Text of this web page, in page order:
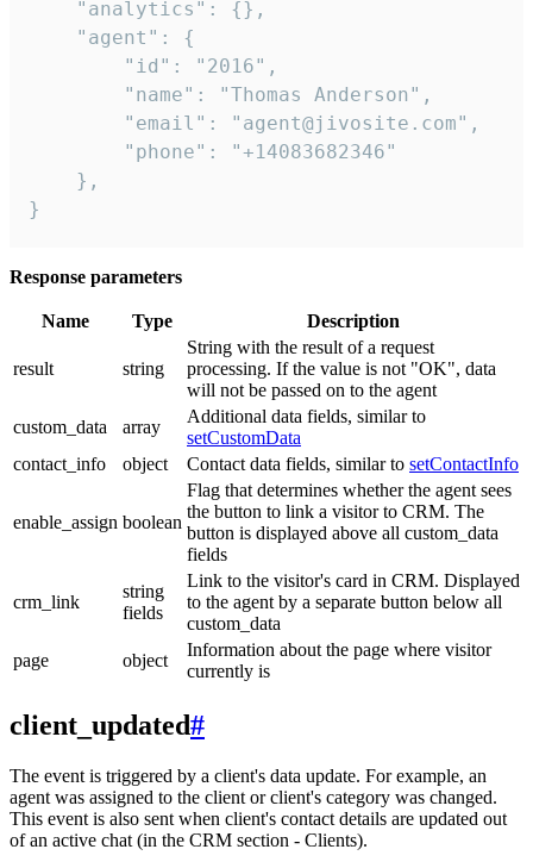
    "analytics": {},
    "agent": {
        "id": "2016",
        "name": "Thomas Anderson",
        "email": "agent@jivosite.com",
        "phone": "+14083682346"
    },
}
Response parameters
Name Type Description
result string
String with the result of a request
processing. If the value is not "OK", data
will not be passed on to the agent
custom_data
array
Additional data fields, similar to
setCustomData
contact_info
object Contact data fields, similar to setContactInfo
enable_assign boolean
Flag that determines whether the agent sees
the button to link a visitor to CRM. The
button is displayed above all custom_data
fields
crm_link
string
fields
Link to the visitor's card in CRM. Displayed
to the agent by a separate button below all
custom_data
page
object
Information about the page where visitor
currently is
client_updated#
The event is triggered by a client's data update. For example, an
agent was assigned to the client or client's category was changed.
This event is also sent when client's contact details are updated out
of an active chat (in the CRM section - Clients).